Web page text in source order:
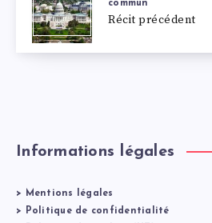
commun
Récit précédent
Informations légales
>
Mentions légales
>
Politique de confidentialité